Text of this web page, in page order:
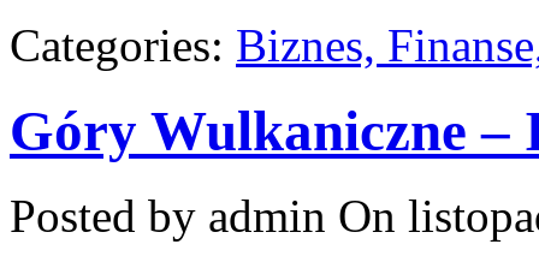
Categories: Biznes,
Góry Wulkaniczne
Posted by admin On